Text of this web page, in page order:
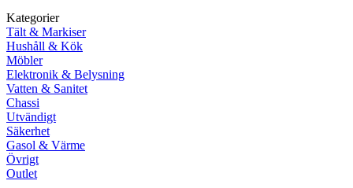
Kategorier
Tält & Markiser
Hushåll & Kök
Möbler
Elektronik & Belysning
Vatten & Sanitet
Chassi
Utvändigt
Säkerhet
Gasol & Värme
Övrigt
Outlet